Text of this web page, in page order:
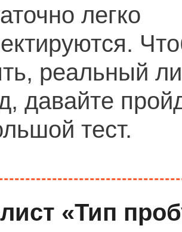
легко
реальный
давайте
тест.
«Тип